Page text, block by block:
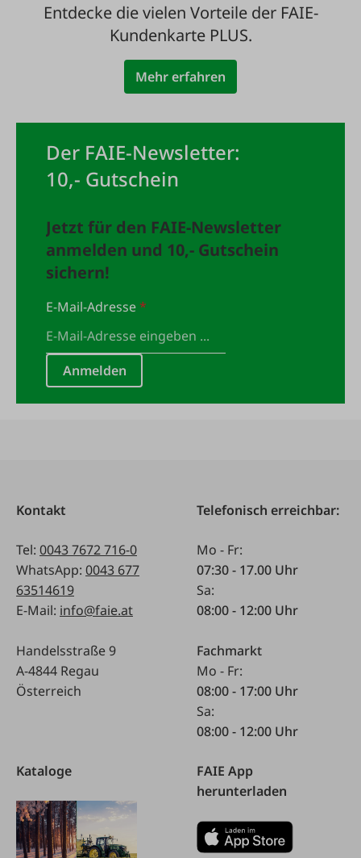
Entdecke die vielen Vorteile der FAIE-
Kundenkarte PLUS.
Mehr erfahren
Der FAIE-Newsletter:
10,- Gutschein
Jetzt für den FAIE-Newsletter
anmelden und 10,- Gutschein
sichern!
E-Mail-Adresse*
Anmelden
Kontakt
Tel: 0043 7672 716-0
WhatsApp: 0043 677
63514619
E-Mail: info@faie.at
Handelsstraße 9
A-4844 Regau
Österreich
Telefonisch erreichbar:
Mo - Fr:
07:30 - 17.00 Uhr
Sa:
08:00 - 12:00 Uhr
Fachmarkt
Mo - Fr:
08:00 - 17:00 Uhr
Sa:
08:00 - 12:00 Uhr
Kataloge
FAIE App
herunterladen